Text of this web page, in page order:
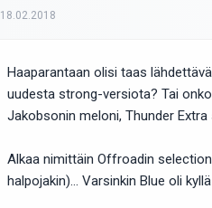
18.02.2018
Haaparantaan olisi taas
uudesta strong-versiota? Tai
Jakobsonin meloni, Thunder
Alkaa nimittäin Offroadin
halpojakin)... Varsinkin Blue oli